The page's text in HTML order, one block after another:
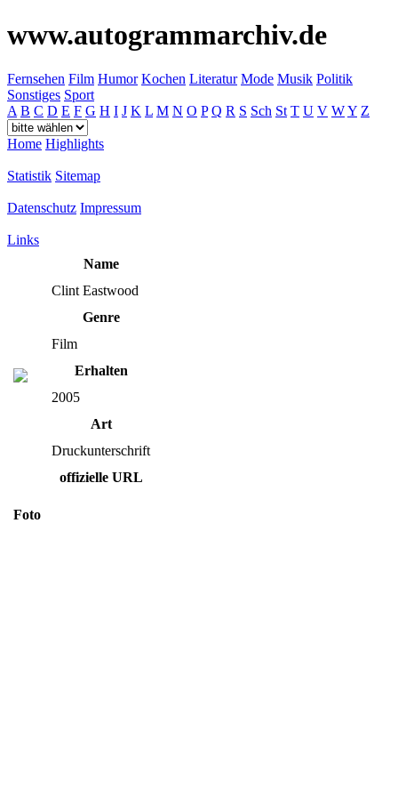
www.autogrammarchiv.de
Fernsehen Film Humor Kochen Literatur Mode Musik Politik
Sonstiges Sport
A B C D E F G H I J K L M N O P Q R S Sch St T U V WY Z
Home Highlights
Statistik Sitemap
Datenschutz Impressum
Links
Name
Clint Eastwood
Genre
Film
Erhalten
2005
Art
Druckunterschrift
offizielle URL
Foto